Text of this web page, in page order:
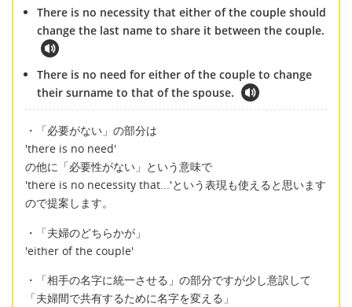
There is no necessity that either of the couple should
change the last name to share it between the couple.
There is no need for either of the couple to change
their surname to that of the spouse.
・「必要がない」の部分は
'there is no need'
の他に「必要性がない」という意味で
'there is no necessity that...'という表現も使えると思います
ので提案します。
・「夫婦のどちらかが」
'either of the couple'
・「相手の名字に統一させる」の部分ですが少し意訳して
「夫婦間で共有するために名字を変える」